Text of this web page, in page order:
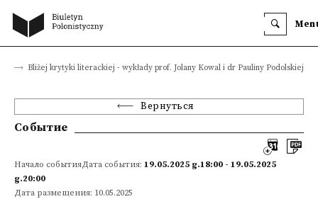
Bliżej krytyki literackiej - wykłady prof. Jolany Kowal i dr Pauliny Podolskiej
Вернуться
Событие
Начало событияДата события: 19.05.2025 g.18:00 - 19.05.2025
g.20:00
Дата размещения: 10.05.2025